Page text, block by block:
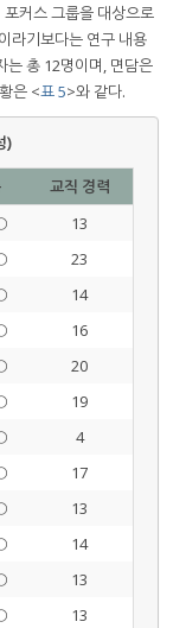
커스 그룹을 대상으로
라기보다는 연구 내용
는 총 12명이며, 면담은
은 <표 5>와 같다.
)
교직 경력
13
23
14
16
20
19
4
17
13
14
13
13